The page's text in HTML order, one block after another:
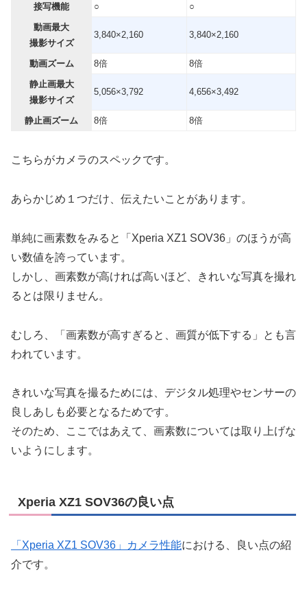
接写機能 ○
○
動画最大
撮影サイズ
3,840×2,160 3,840×2,160
動画ズーム 8倍
8倍
静止画最大
撮影サイズ
5,056×3,792 4,656×3,492
静止画ズーム 8倍 8倍
こちらがカメラのスペックです。
あらかじめ１つだけ、伝えたいことがあります。
単純に画素数をみると「Xperia XZ1 SOV36」のほうが高
い数値を誇っています。
しかし、画素数が高ければ高いほど、きれいな写真を撮れ
るとは限りません。
むしろ、「画素数が高すぎると、画質が低下する」とも言
われています。
きれいな写真を撮るためには、デジタル処理やセンサーの
良しあしも必要となるためです。
そのため、ここではあえて、画素数については取り上げな
いようにします。
Xperia XZ1 SOV36の良い点
「Xperia XZ1 SOV36」カメラ性能における、良い点の紹
介です。